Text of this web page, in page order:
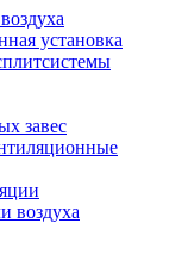
установка
завес
воздуха